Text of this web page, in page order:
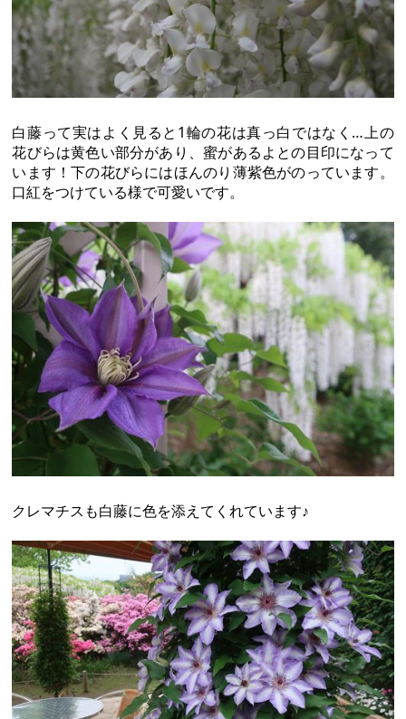
白藤って実はよく見ると1輪の花は真っ白ではなく…上の
花びらは黄色い部分があり、蜜があるよとの目印になって
います！下の花びらにはほんのり薄紫色がのっています。
口紅をつけている様で可愛いです。
クレマチスも白藤に色を添えてくれています♪